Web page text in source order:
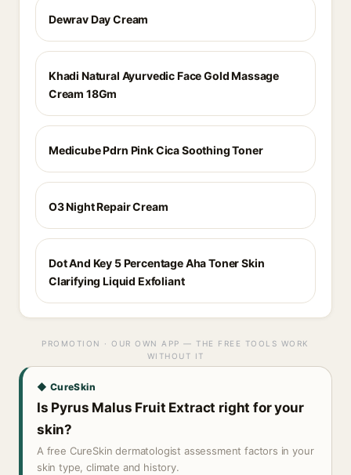
Dewrav Day Cream
Khadi Natural Ayurvedic Face Gold Massage
Cream 18Gm
Medicube Pdrn Pink Cica Soothing Toner
O3 Night Repair Cream
Dot And Key 5 Percentage Aha Toner Skin
Clarifying Liquid Exfoliant
PROMOTION · OUR OWN APP — THE FREE TOOLS WORK
WITHOUT IT
◆ CureSkin
Is Pyrus Malus Fruit Extract right for your
skin?
A free CureSkin dermatologist assessment factors in your
skin type, climate and history.